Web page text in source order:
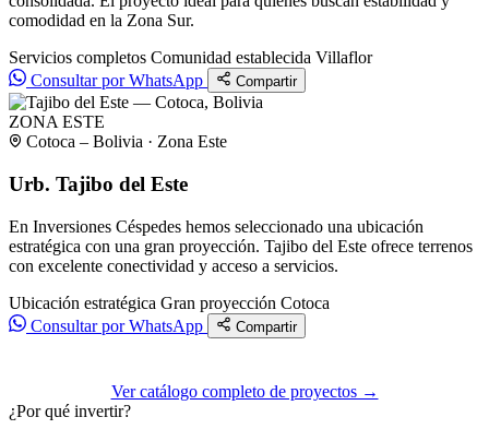
comodidad en la Zona Sur.
Servicios completos Comunidad establecida Villaflor
Consultar por WhatsApp
Compartir
ZONA ESTE
Cotoca – Bolivia · Zona Este
Urb. Tajibo del Este
En Inversiones Céspedes hemos seleccionado una ubicación
estratégica con una gran proyección. Tajibo del Este ofrece terrenos
con excelente conectividad y acceso a servicios.
Ubicación estratégica Gran proyección Cotoca
Consultar por WhatsApp
Compartir
Ver catálogo completo de proyectos →
¿Por qué invertir?